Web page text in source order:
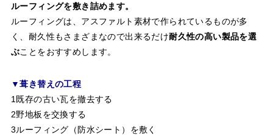
ルーフィングを敷き詰めます。
ルーフィングは、アスファルト素材で作られているものが多
く、耐久性もさまざまなので出来るだけ耐久性の高い製品を選
ぶことをおすすめします。
▼葺き替えの工程
1既存の古い瓦を撤去する
2野地板を交換する
3ルーフィング（防水シート）を敷く